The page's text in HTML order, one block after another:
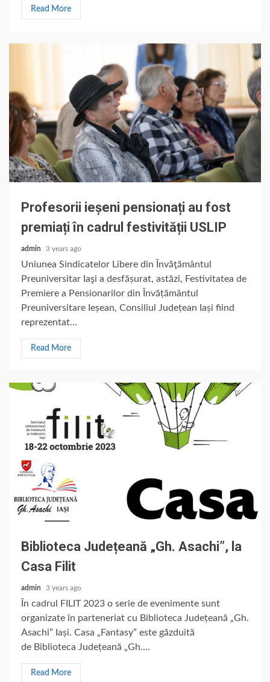
Read More
Profesorii ieșeni pensionați au fost
premiați în cadrul festivității USLIP
admin 3 years ago
Uniunea Sindicatelor Libere din Învăţământul
Preuniversitar Iaşi a desfășurat, astăzi, Festivitatea de
Premiere a Pensionarilor din Învățământul
Preuniversitare Ieșean, Consiliul Județean Iași fiind
reprezentat...
Read More
Biblioteca Județeană „Gh. Asachi”, la
Casa Filit
admin 3 years ago
În cadrul FILIT 2023 o serie de evenimente sunt
organizate în parteneriat cu Biblioteca Județeană „Gh.
Asachi” Iași. Casa „Fantasy” este găzduită
de Biblioteca Județeană „Gh....
Read More